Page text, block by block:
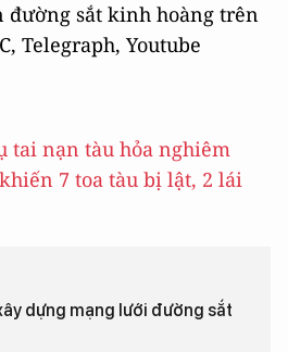
đường sắt kinh hoàng trên
Telegraph, Youtube
tai nạn tàu hỏa nghiêm
7 toa tàu bị lật, 2 lái
dựng mạng lưới đường sắt